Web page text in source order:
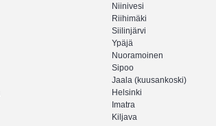
Niinivesi
Riihimäki
Siilinjärvi
Ypäjä
Nuoramoinen
Sipoo
Jaala (kuusankoski)
Helsinki
Imatra
Kiljava